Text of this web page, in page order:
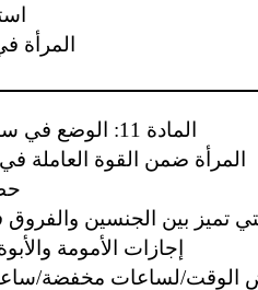
المرأة
المادة 11: الوضع في سوق العمل
المرأة ضمن القوة العاملة
تميز بين الجنسين والفروق
إجازات الأمومة
الوقت/لساعات مخفضة/